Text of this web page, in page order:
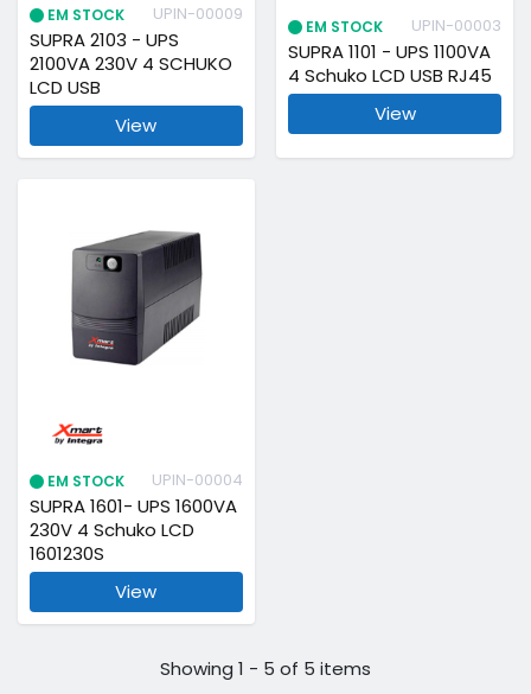
EM STOCK UPIN-00009
SUPRA 2103 - UPS
2100VA 230V 4 SCHUKO
LCD USB
View
EM STOCK UPIN-00003
SUPRA 1101 - UPS 1100VA
4 Schuko LCD USB RJ45
View
EM STOCK UPIN-00004
SUPRA 1601- UPS 1600VA
230V 4 Schuko LCD
1601230S
View
Showing 1 - 5 of 5 items